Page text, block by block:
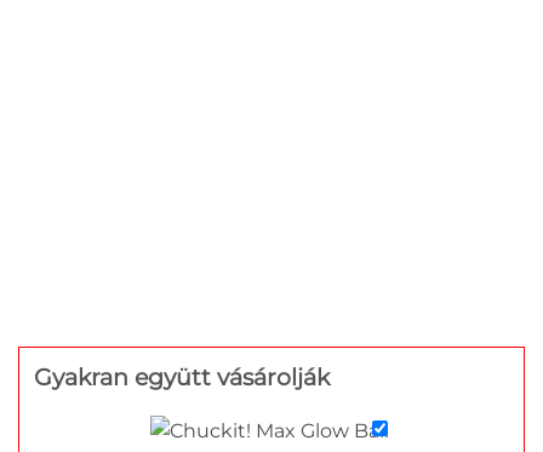
Gyakran együtt vásárolják